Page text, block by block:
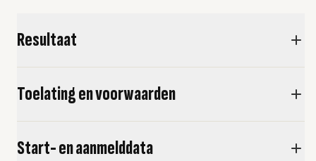
Resultaat
Toelating en voorwaarden
Start- en aanmelddata